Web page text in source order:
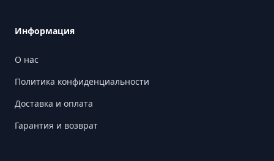
Информация
О нас
Политика конфиденциальности
Доставка и оплата
Гарантия и возврат